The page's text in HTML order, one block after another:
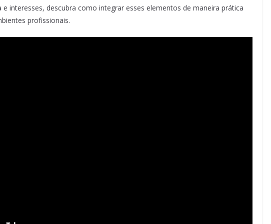
e interesses, descubra como integrar esses elementos de maneira prática
profissionais.